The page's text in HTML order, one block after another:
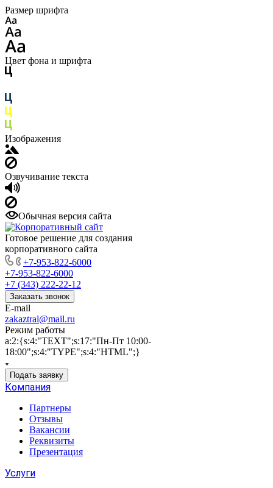
Размер шрифта
Цвет фона и шрифта
Изображения
Озвучивание текста
Обычная версия сайта
Готовое решение для создания
корпоративного сайта
+7-953-822-6000
+7-953-822-6000
+7 (343) 222-22-12
Заказать звонок
E-mail
zakaztral@mail.ru
Режим работы
a:2:{s:4:"TEXT";s:17:"Пн-Пт 10:00-
18:00";s:4:"TYPE";s:4:"HTML";}
Подать заявку
Компания
Партнеры
Отзывы
Вакансии
Реквизиты
Презентация
Услуги